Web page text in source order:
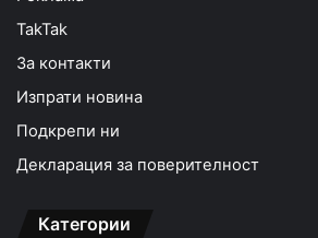
TakTak
За контакти
Изпрати новина
Подкрепи ни
Декларация за поверителност
Категории